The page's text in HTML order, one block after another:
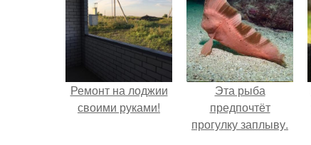
Ремонт на лоджии
своими руками!
Эта рыба
предпочтёт
прогулку заплыву.